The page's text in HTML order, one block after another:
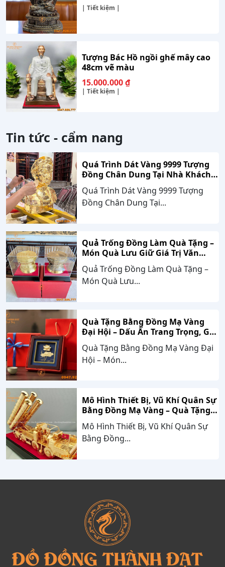
| Tiết kiệm |
Tượng Bác Hồ ngồi ghế mây cao
48cm vẽ màu
15.000.000₫
| Tiết kiệm |
Tin tức - cẩm nang
Quá Trình Dát Vàng 9999 Tượng
Đồng Chân Dung Tại Nhà Khách
Hàng Nghệ An
Quá Trình Dát Vàng 9999 Tượng
Đồng Chân Dung Tại...
Quả Trống Đồng Làm Quà Tặng –
Món Quà Lưu Giữ Giá Trị Văn
Hóa, Gắn Kết Thành Công
Quả Trống Đồng Làm Quà Tặng –
Món Quà Lưu...
Quà Tặng Bằng Đồng Mạ Vàng
Đại Hội – Dấu Ấn Trang Trọng, Giá
Trị Bền Vững Theo Thời Gian
Quà Tặng Bằng Đồng Mạ Vàng Đại
Hội – Món...
Mô Hình Thiết Bị, Vũ Khí Quân Sự
Bằng Đồng Mạ Vàng – Quà Tặng
Cao Cấp Mang Dấu Ấn Sức Mạnh
Và Niềm Tự Hào Dân Tộc
Mô Hình Thiết Bị, Vũ Khí Quân Sự
Bằng Đồng...